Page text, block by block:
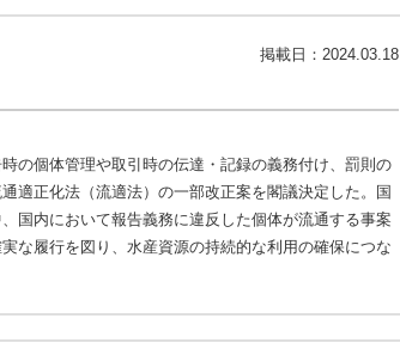
掲載日： 2024.03.18
の個体管理や取引時の伝達・記録の義務付け、罰則の
適正化法（流適法）の一部改正案を閣議決定した。国
国内において報告義務に違反した個体が流通する事案
な履行を図り、水産資源の持続的な利用の確保につな